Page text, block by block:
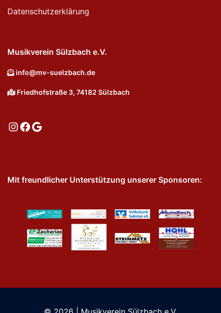
Datenschutzerklärung
Musikverein Sülzbach e.V.
info@mv-suelzbach.de
Friedhofstraße 3, 74182 Sülzbach
Instagram
Facebook
Google
Mit freundlicher Unterstützung unserer Sponsoren: